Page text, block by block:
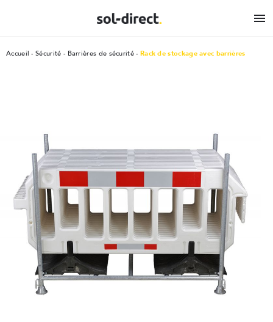

Accueil Sécurité Barrières de sécurité Rack de stockage avec barrières